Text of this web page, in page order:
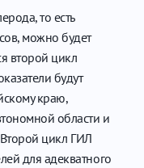
то есть
можно будет
второй цикл
будут
краю,
области и
цикл ГИЛ
для адекватного